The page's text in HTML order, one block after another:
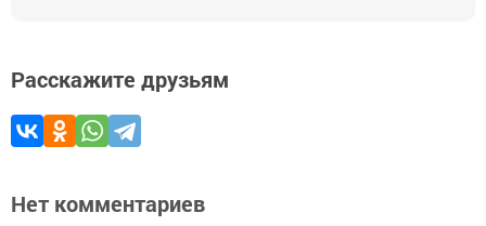
Расскажите друзьям
Нет комментариев